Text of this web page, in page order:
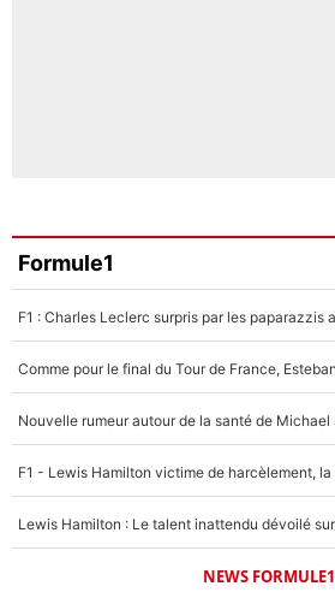
Formule1
NEWS FORMULE1